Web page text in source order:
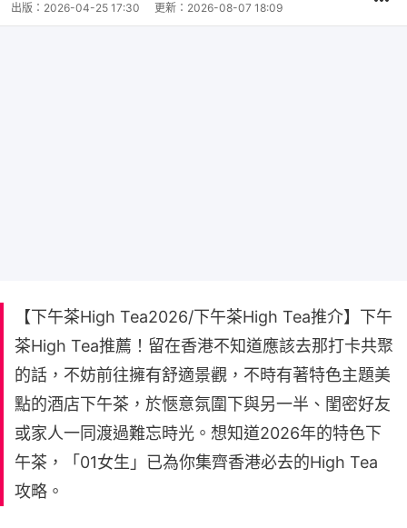
出版： 2026-04-25 17:30 更新： 2026-08-07 18:09
【下午茶High Tea2026/下午茶High Tea推介】下午
茶High Tea推薦！留在香港不知道應該去那打卡共聚
的話，不妨前往擁有舒適景觀，不時有著特色主題美
點的酒店下午茶，於愜意氛圍下與另一半、閨密好友
或家人一同渡過難忘時光。想知道2026年的特色下
午茶，「01女生」已為你集齊香港必去的High Tea
攻略。